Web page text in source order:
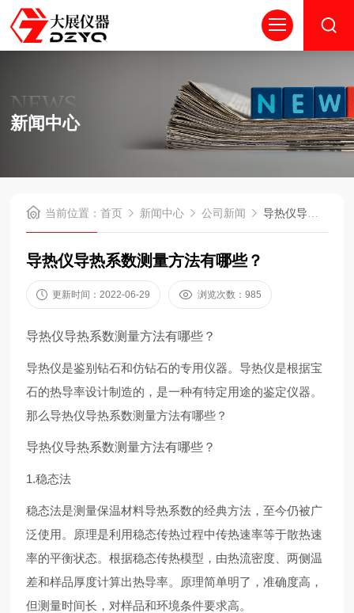
NEWS
新闻中心
当前位置：首页 新闻中心 公司新闻 导热仪导热系数测量方法有哪些？
导热仪导热系数测量方法有哪些？
更新时间：2022-06-29 浏览次数：985
导热仪导热系数测量方法有哪些？
导热仪是鉴别钻石和仿钻石的专用仪器。导热仪是根据宝
石的热导率设计制造的，是一种有特定用途的鉴定仪器。
那么导热仪导热系数测量方法有哪些？
导热仪导热系数测量方法有哪些？
1.稳态法
稳态法是测量保温材料导热系数的经典方法，至今仍被广
泛使用。原理是利用稳态传热过程中传热速率等于散热速
率的平衡状态。根据稳态传热模型，由热流密度、两侧温
差和样品厚度计算出热导率。原理简单明了，准确度高，
但测量时间长，对样品和环境条件要求高。